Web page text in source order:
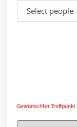
Select people
Gewünschter Treffpunkt